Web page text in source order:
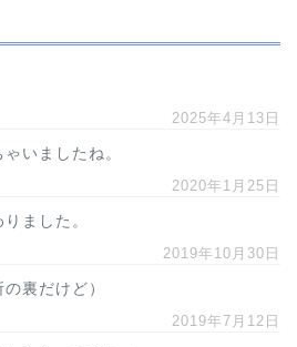
2025年4月13日
いましたね。
2020年1月25日
ました。
2019年10月30日
裏だけど）
2019年7月12日